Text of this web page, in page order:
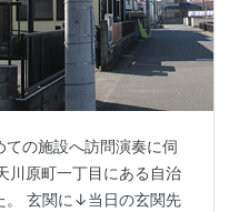
の施設へ訪問演奏に伺
川原町一丁目にある自治
。 玄関に↓当日の玄関先